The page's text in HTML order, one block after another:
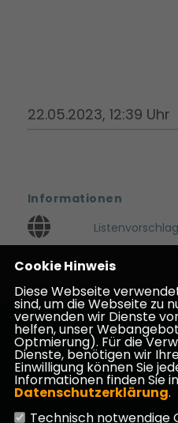
22.05.2023, 12:39 Uhr
Informationen
Listenvorschlag
Homepage des CDU
Dieburg
Cookie Hinweis
Diese Webseite
sind, um die Webseite zu
verwenden wir Dienste
helfen, unser
Optmierung). Für die
Dienste, benötigen wir
Einwilligung können Sie
Informationen finden Sie
Datenschutzerklärung.
Technisch notwendige